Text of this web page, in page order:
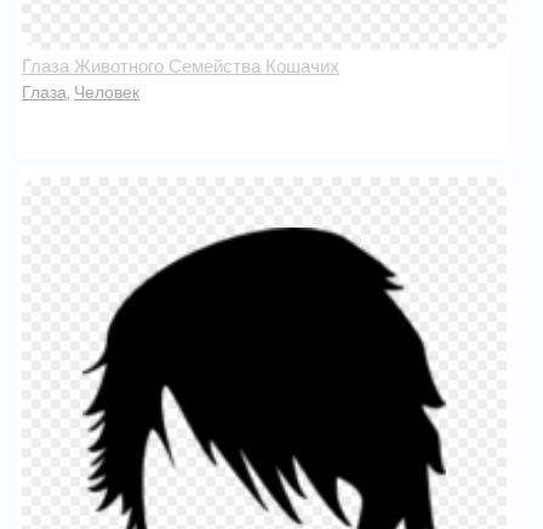
Глаза Животного Семейства Кошачих
Глаза Человек